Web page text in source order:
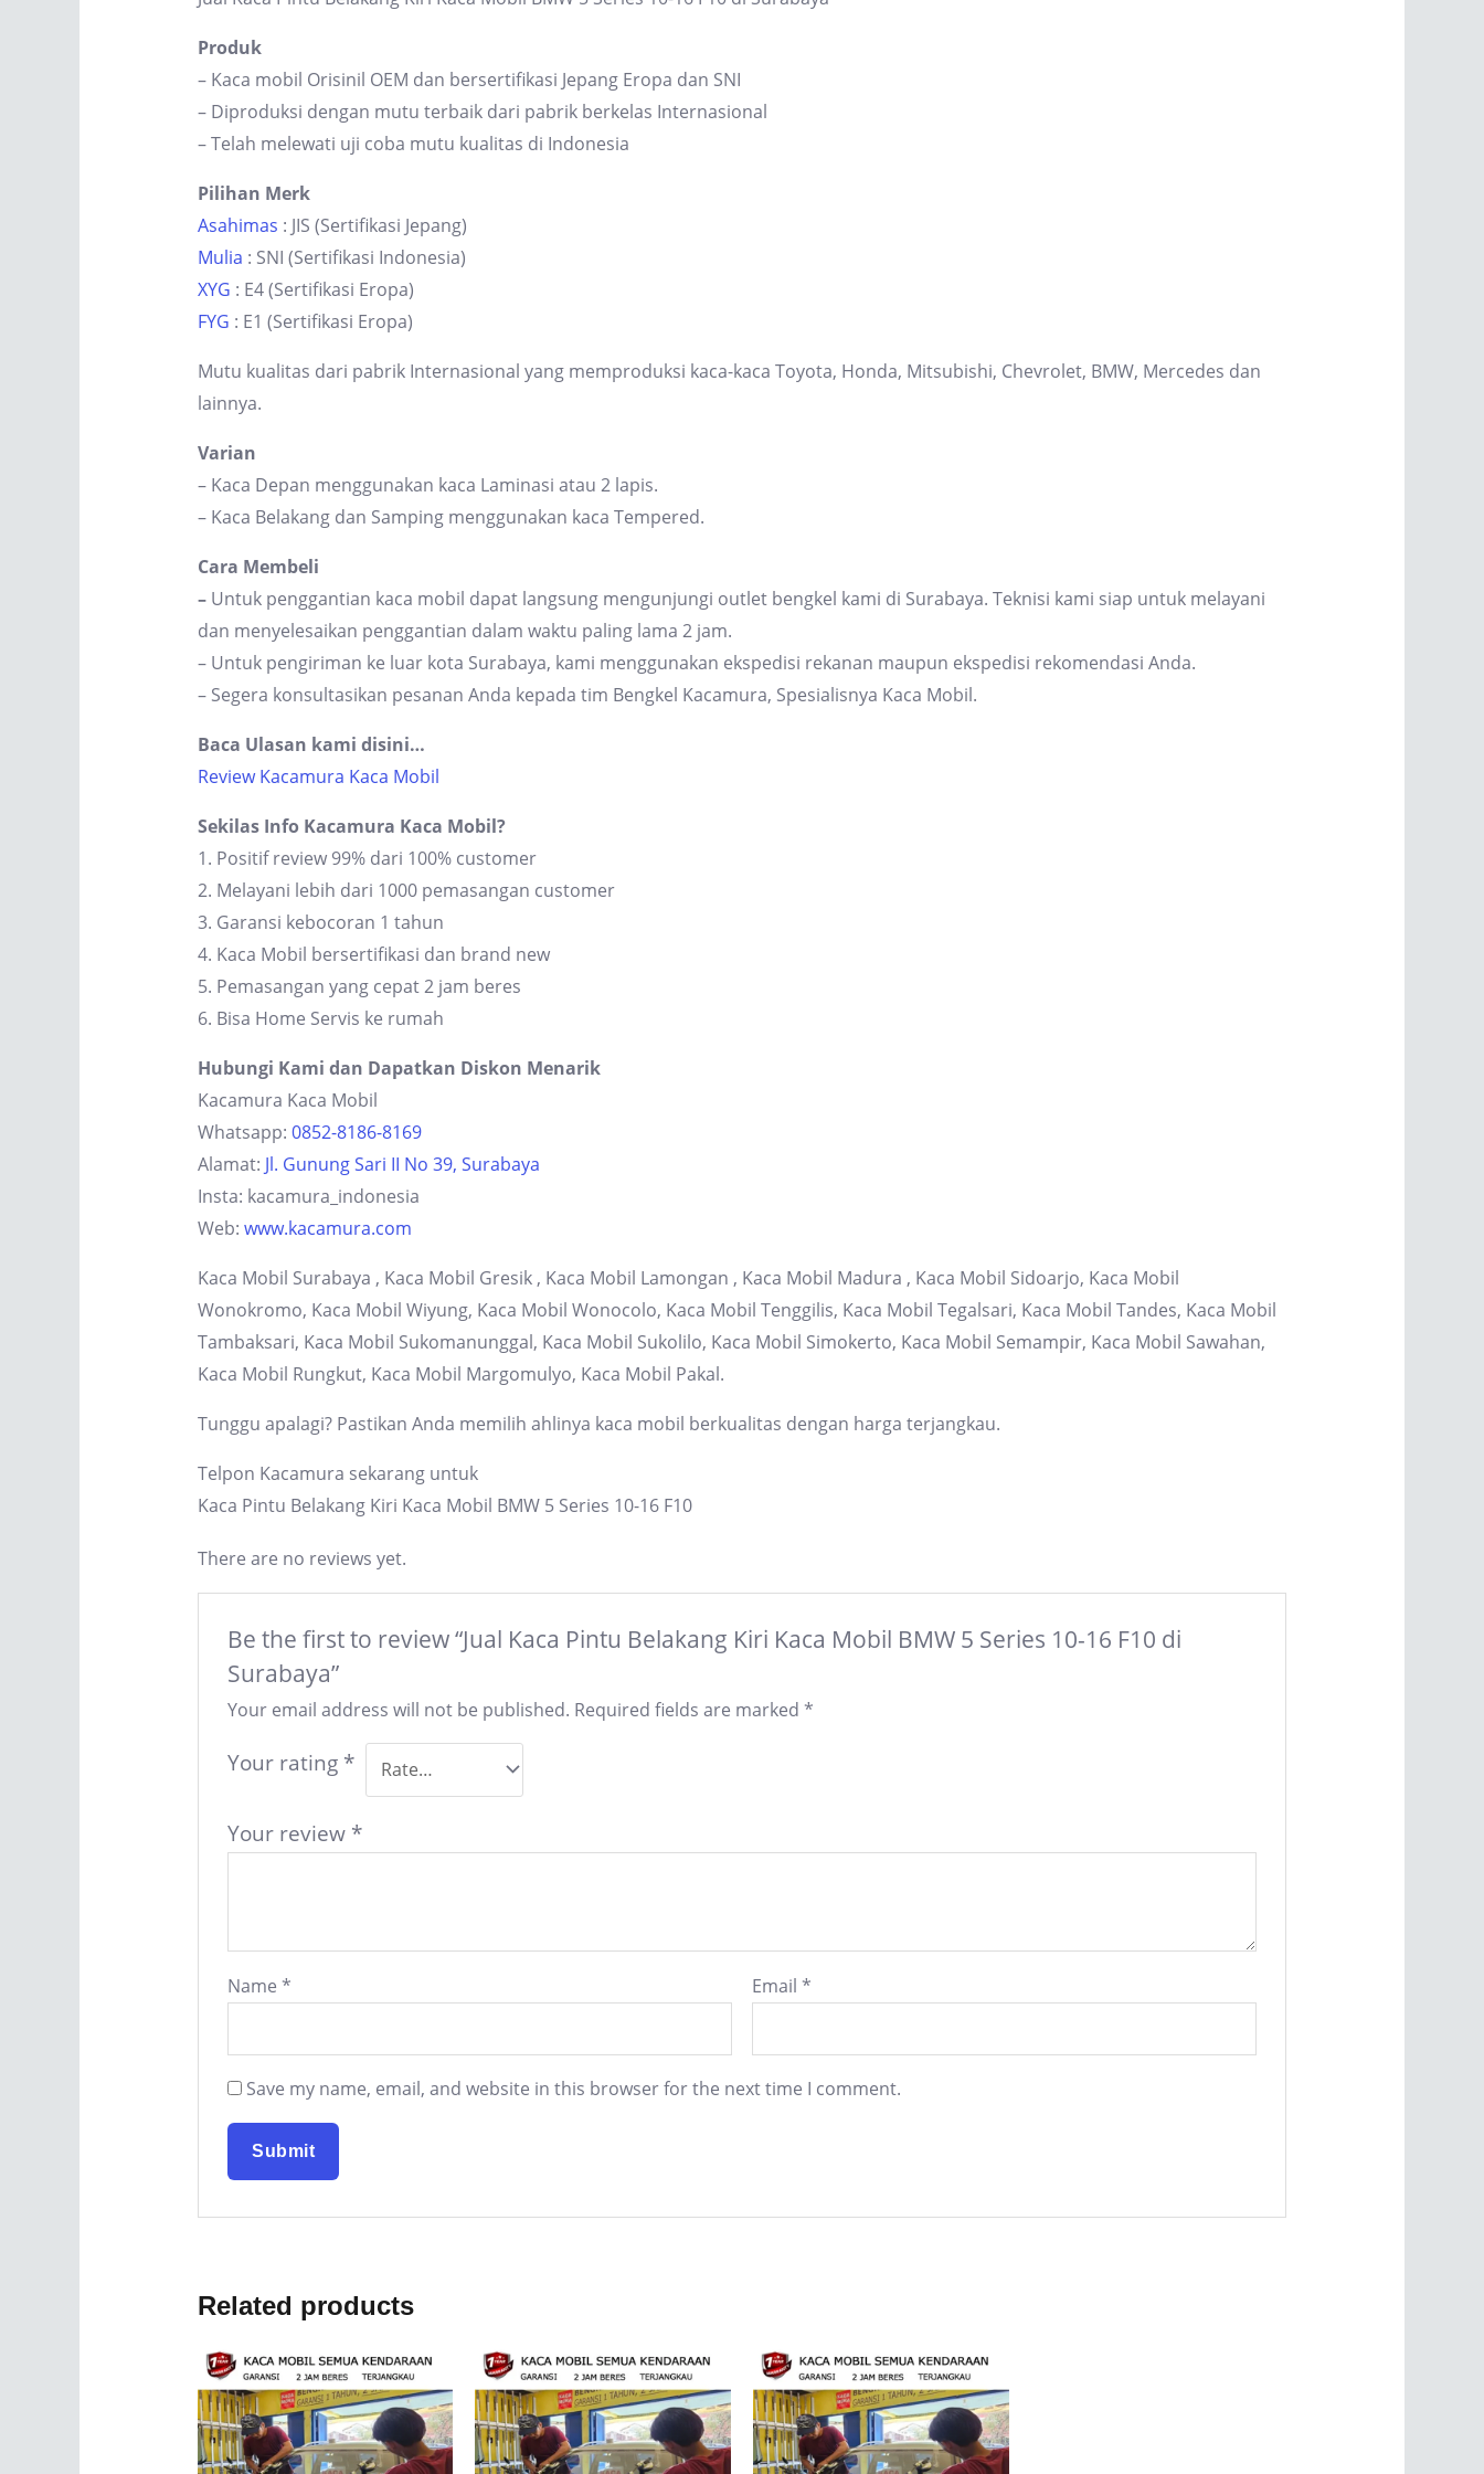
Produk
– Kaca mobil Orisinil OEM dan bersertifikasi Jepang Eropa dan SNI
– Diproduksi dengan mutu terbaik dari pabrik berkelas Internasional
– Telah melewati uji coba mutu kualitas di Indonesia
Pilihan Merk
Asahimas : JIS (Sertifikasi Jepang)
Mulia : SNI (Sertifikasi Indonesia)
XYG : E4 (Sertifikasi Eropa)
FYG : E1 (Sertifikasi Eropa)
Mutu kualitas dari pabrik Internasional yang memproduksi kaca-kaca Toyota, Honda, Mitsubishi, Chevrolet, BMW, Mercedes dan
lainnya.
Varian
– Kaca Depan menggunakan kaca Laminasi atau 2 lapis.
– Kaca Belakang dan Samping menggunakan kaca Tempered.
Cara Membeli
– Untuk penggantian kaca mobil dapat langsung mengunjungi outlet bengkel kami di Surabaya. Teknisi kami siap untuk melayani
dan menyelesaikan penggantian dalam waktu paling lama 2 jam.
– Untuk pengiriman ke luar kota Surabaya, kami menggunakan ekspedisi rekanan maupun ekspedisi rekomendasi Anda.
– Segera konsultasikan pesanan Anda kepada tim Bengkel Kacamura, Spesialisnya Kaca Mobil.
Baca Ulasan kami disini…
Review Kacamura Kaca Mobil
Sekilas Info Kacamura Kaca Mobil?
1. Positif review 99% dari 100% customer
2. Melayani lebih dari 1000 pemasangan customer
3. Garansi kebocoran 1 tahun
4. Kaca Mobil bersertifikasi dan brand new
5. Pemasangan yang cepat 2 jam beres
6. Bisa Home Servis ke rumah
Hubungi Kami dan Dapatkan Diskon Menarik
Kacamura Kaca Mobil
Whatsapp: 0852-8186-8169
Alamat: Jl. Gunung Sari II No 39, Surabaya
Insta: kacamura_indonesia
Web: www.kacamura.com
Kaca Mobil Surabaya , Kaca Mobil Gresik , Kaca Mobil Lamongan , Kaca Mobil Madura , Kaca Mobil Sidoarjo, Kaca Mobil
Wonokromo, Kaca Mobil Wiyung, Kaca Mobil Wonocolo, Kaca Mobil Tenggilis, Kaca Mobil Tegalsari, Kaca Mobil Tandes, Kaca Mobil
Tambaksari, Kaca Mobil Sukomanunggal, Kaca Mobil Sukolilo, Kaca Mobil Simokerto, Kaca Mobil Semampir, Kaca Mobil Sawahan,
Kaca Mobil Rungkut, Kaca Mobil Margomulyo, Kaca Mobil Pakal.
Tunggu apalagi? Pastikan Anda memilih ahlinya kaca mobil berkualitas dengan harga terjangkau.
Telpon Kacamura sekarang untuk
Kaca Pintu Belakang Kiri Kaca Mobil BMW 5 Series 10-16 F10
There are no reviews yet.
Be the first to review “Jual Kaca Pintu Belakang Kiri Kaca Mobil BMW 5 Series 10-16 F10 di
Surabaya”
Your email address will not be published. Required fields are marked *
Your rating *
Your review *
Name * Email *
Save my name, email, and website in this browser for the next time I comment.
Related products